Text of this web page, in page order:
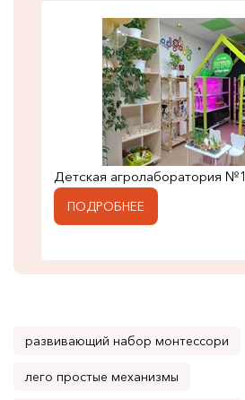
Детская агролаборатория №1
ПОДРОБНЕЕ
развивающий набор монтессори
лего простые механизмы